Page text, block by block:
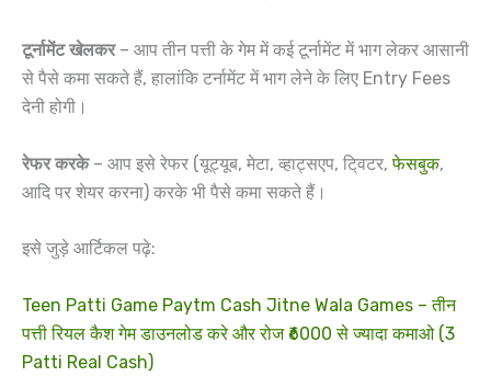
टूर्नामेंट खेलकर– आप तीन पत्ती के गेम में कई टूर्नामेंट में भाग लेकर आसानी
से पैसे कमा सकते हैं, हालांकि टर्नामेंट में भाग लेने के लिए Entry Fees
देनी होगी।
रेफर करके– आप इसे रेफर (यूट्यूब, मेटा, व्हाट्सएप, टि्वटर,फेसबुक,
आदि पर शेयर करना) करके भी पैसे कमा सकते हैं।
इसे जुड़े आर्टिकल पढ़े:
Teen Patti Game Paytm Cash Jitne Wala Games – तीन
पत्ती रियल कैश गेम डाउनलोड करे और रोज ₹6000 से ज्यादा कमाओ (3
Patti Real Cash)